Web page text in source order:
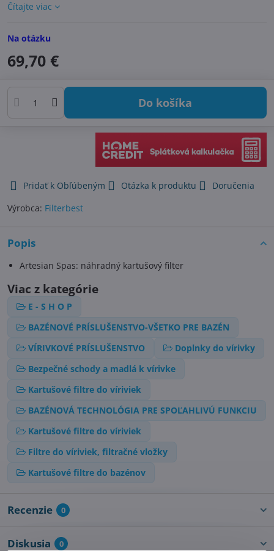
Čítajte viac
Na otázku
69,70 €
Do košíka
Pridať k Obľúbeným Otázka k produktu
Doručenia
Výrobca: Filterbest
Popis
Artesian Spas: náhradný kartušový filter
Viac z kategórie
E - S H O P
BAZÉNOVÉ PRÍSLUŠENSTVO-VŠETKO PRE BAZÉN
VÍRIVKOVÉ PRÍSLUŠENSTVO
Doplnky do vírivky
Bezpečné schody a madlá k vírivke
Kartušové filtre do víriviek
BAZÉNOVÁ TECHNOLÓGIA PRE SPOĽAHLIVÚ FUNKCIU
Kartušové filtre do víriviek
Filtre do víriviek, filtračné vložky
Kartušové filtre do bazénov
Recenzie 0
Diskusia 0